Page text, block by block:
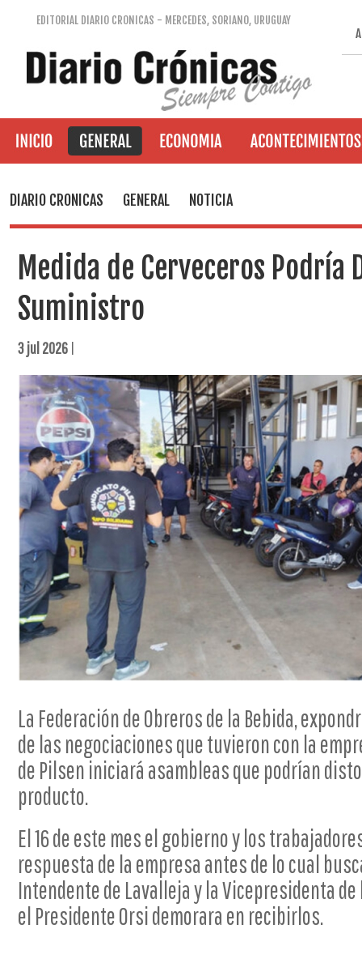
EDITORIAL DIARIO CRONICAS - MERCEDES, SORIANO, URUGUAY
DIARIO CRONICAS GENERAL NOTICIA
Medida de Cerveceros
Suministro
3 jul 2026 |
La Federación de Obreros de la Bebida,
de las negociaciones que tuvieron con la
de Pilsen iniciará asambleas que podrían
producto.
El 16 de este mes el gobierno y los
respuesta de la empresa antes de lo cual
Intendente de Lavalleja y la Vicepresidenta
el Presidente Orsi demorara en recibirlos.